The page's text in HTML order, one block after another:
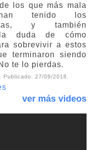
los que más mala
tenido los
y también
la duda de cómo
sobrevivir a estos
terminaron siendo
te lo pierdas.
Publicado: 27/09/2018.
ver más videos